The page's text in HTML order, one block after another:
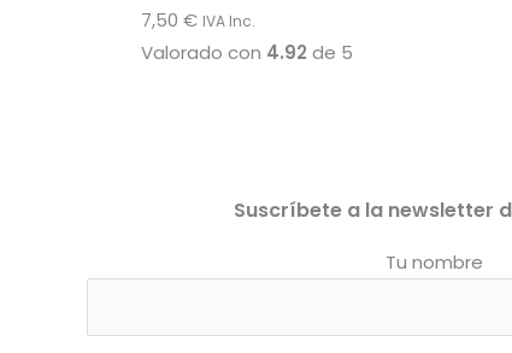
7,50 € IVA Inc.
Valorado con 4.92 de 5
Suscríbete a la newsletter
Tu nombre